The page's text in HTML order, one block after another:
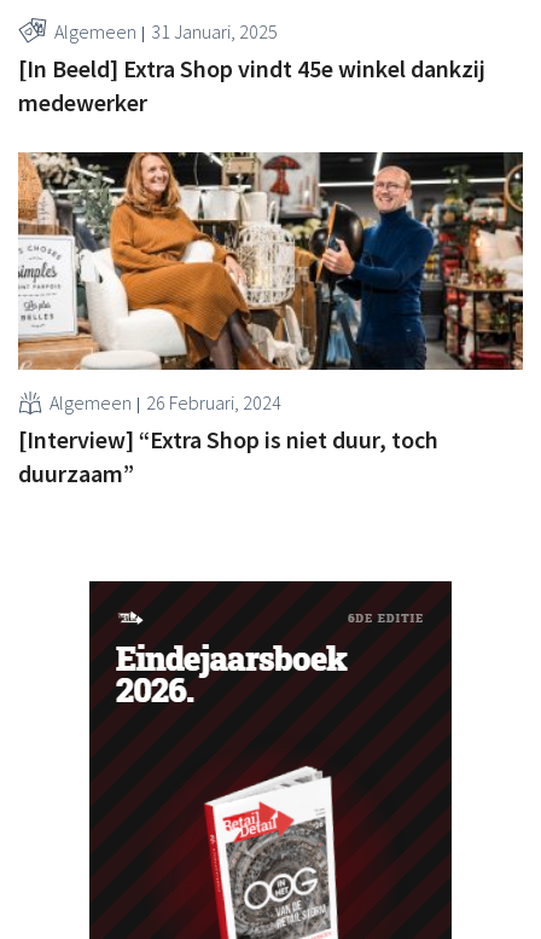
Algemeen 31 Januari, 2025
[In Beeld] Extra Shop vindt 45e winkel dankzij
medewerker
Algemeen 26 Februari, 2024
[Interview] “Extra Shop is niet duur, toch
duurzaam”